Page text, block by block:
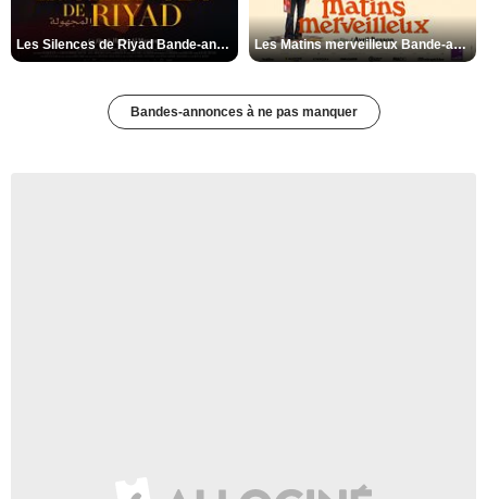
Les Silences de Riyad Bande-annonce VO STFR Les Matins merveilleux Bande-annonce VF
Bandes-annonces à ne pas manquer